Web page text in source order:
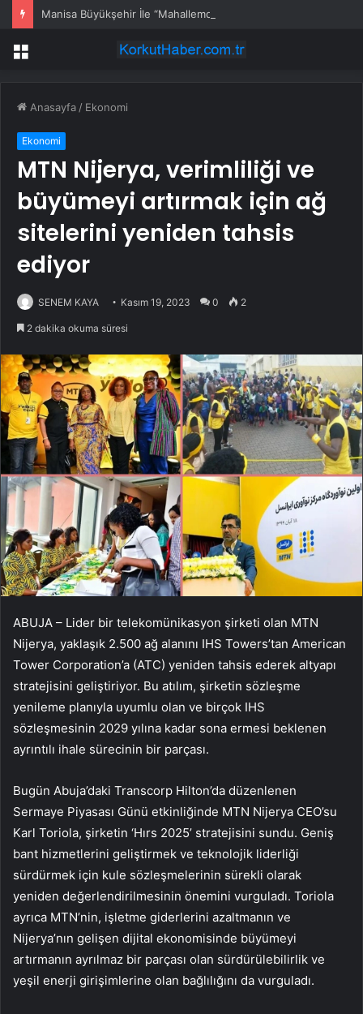
Manisa Büyükşehir İle “Mahallemde Şenlik Var”
Menü
Anasayfa / Ekonomi
Ekonomi
MTN Nijerya, verimliliği ve
büyümeyi artırmak için ağ
sitelerini yeniden tahsis
ediyor
SENEM KAYA Kasım 19, 2023 0 2
2 dakika okuma süresi
ABUJA – Lider bir telekomünikasyon şirketi olan MTN
Nijerya, yaklaşık 2.500 ağ alanını IHS Towers’tan American
Tower Corporation’a (ATC) yeniden tahsis ederek altyapı
stratejisini geliştiriyor. Bu atılım, şirketin sözleşme
yenileme planıyla uyumlu olan ve birçok IHS
sözleşmesinin 2029 yılına kadar sona ermesi beklenen
ayrıntılı ihale sürecinin bir parçası.
Bugün Abuja’daki Transcorp Hilton’da düzenlenen
Sermaye Piyasası Günü etkinliğinde MTN Nijerya CEO’su
Karl Toriola, şirketin ‘Hırs 2025’ stratejisini sundu. Geniş
bant hizmetlerini geliştirmek ve teknolojik liderliği
sürdürmek için kule sözleşmelerinin sürekli olarak
yeniden değerlendirilmesinin önemini vurguladı. Toriola
ayrıca MTN’nin, işletme giderlerini azaltmanın ve
Nijerya’nın gelişen dijital ekonomisinde büyümeyi
artırmanın ayrılmaz bir parçası olan sürdürülebilirlik ve
yeşil enerji girişimlerine olan bağlılığını da vurguladı.